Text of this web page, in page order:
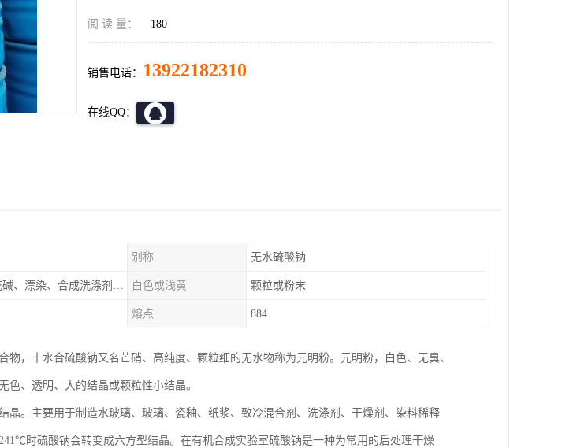
阅 读 量： 180
销售电话： 13922182310
在线QQ：
别称 无水硫酸钠
广泛用于维尼纶、泡花碱、漂染、合成洗涤剂、玻璃、造纸、制革、 白色或浅黄 颗粒或粉末
熔点 884
物，十水合硫酸钠又名芒硝、高纯度、颗粒细的无水物称为元明粉。元明粉，白色、无臭、
色、透明、大的结晶或颗粒性小结晶。
晶。主要用于制造水玻璃、玻璃、瓷釉、纸浆、致冷混合剂、洗涤剂、干燥剂、染料稀释
时硫酸钠会转变成六方型结晶。在有机合成实验室硫酸钠是一种为常用的后处理干燥